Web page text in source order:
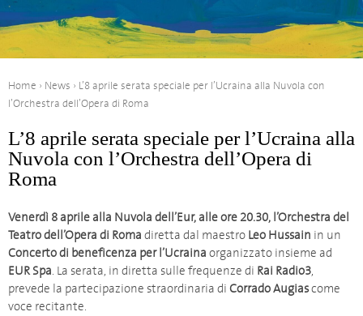
Home › News › L’8 aprile serata speciale per l’Ucraina alla Nuvola con
l’Orchestra dell’Opera di Roma
L’8 aprile serata speciale per l’Ucraina alla
Nuvola con l’Orchestra dell’Opera di
Roma
Venerdì 8 aprile alla Nuvola dell’Eur, alle ore 20.30, l’Orchestra del
Teatro dell’Opera di Roma diretta dal maestro Leo Hussain in un
Concerto di beneficenza per l’Ucraina organizzato insieme ad
EUR Spa. La serata, in diretta sulle frequenze di Rai Radio3,
prevede la partecipazione straordinaria di Corrado Augiascome
voce recitante.